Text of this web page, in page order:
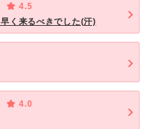
4.5
く来るべきでした(汗)
4.0